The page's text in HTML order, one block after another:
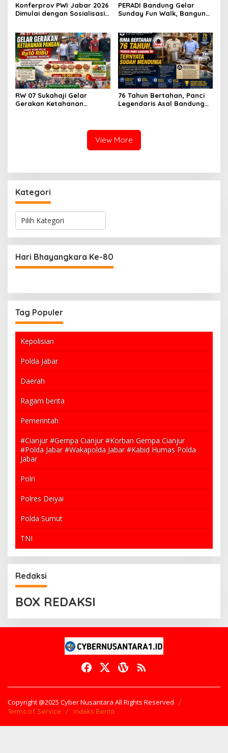
Konferprov PWI Jabar 2026
Dimulai dengan Sosialisasi
Profesionalisme
PERADI Bandung Gelar
Sunday Fun Walk, Bangun
RW 07 Sukahaji Gelar
Gerakan Ketahanan
76 Tahun Bertahan, Panci
Legendaris Asal Bandung
View More
Kategori
K
e
g
o
r
Hari Bhayangkara Ke-80
Tag Populer
Kepolisian
Polda Jabar
Daerah
Ragam berita
Pemerintah
#Cianjur #Gempa Cianjur #Korban Gempa Cianjur
#Polda Jabar #Wakapolda Jabar #Kabid Humas Polda
Jabar
Polri
Polres Deiyai
Polda Sumut
TNI
Redaksi
BOX REDAKSI
Copyright @2025 Cyber Nusantara All Rights Reserved
Terms of Service Indeks Berita